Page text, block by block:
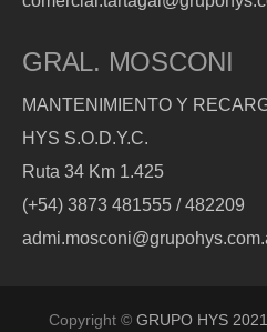
GRAL. MOSCONI
MANTENIMIENTO Y
HYS S.O.D.Y.C.
Ruta 34 Km 1.425
(+54) 3873 481555 / 482209
Copyright © GRUPO HYS